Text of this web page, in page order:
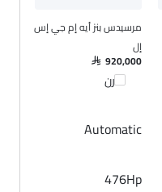
مرسيدس بنز أيه إم جي إس
إل
SAR 920,000
قارن
Automatic
476Hp